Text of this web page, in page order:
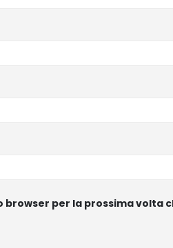
browser per la prossima volta